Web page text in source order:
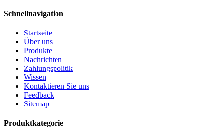
Schnellnavigation
Startseite
Über uns
Produkte
Nachrichten
Zahlungspolitik
Wissen
Kontaktieren Sie uns
Feedback
Sitemap
Produktkategorie